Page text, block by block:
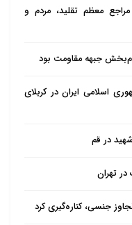
معظم تقلید، مردم و
جبهه مقاومت بود
اسلامی ایران در کربلای
در قم
تهران
جنسی، کناره‌گیری کرد